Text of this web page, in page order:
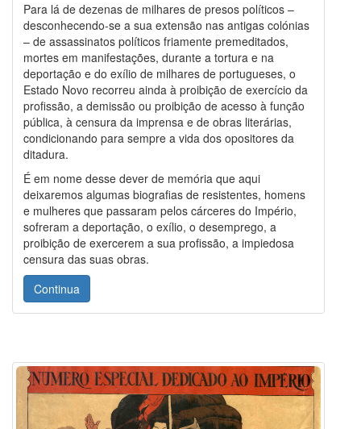
Para lá de dezenas de milhares de presos políticos –
desconhecendo-se a sua extensão nas antigas colónias
– de assassinatos políticos friamente premeditados,
mortes em manifestações, durante a tortura e na
deportação e do exílio de milhares de portugueses, o
Estado Novo recorreu ainda à proibição de exercício da
profissão, a demissão ou proibição de acesso à função
pública, à censura da imprensa e de obras literárias,
condicionando para sempre a vida dos opositores da
ditadura.
É em nome desse dever de memória que aqui
deixaremos algumas biografias de resistentes, homens
e mulheres que passaram pelos cárceres do Império,
sofreram a deportação, o exílio, o desemprego, a
proibição de exercerem a sua profissão, a impiedosa
censura das suas obras.
Continua